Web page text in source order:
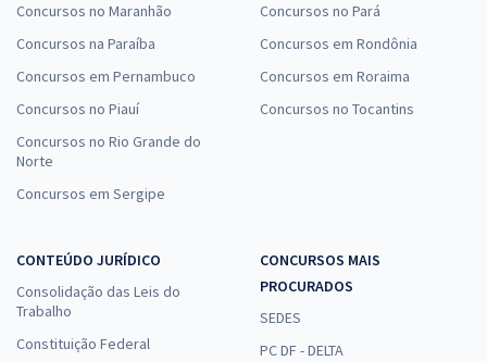
Concursos no Maranhão
Concursos na Paraíba
Concursos em Pernambuco
Concursos no Piauí
Concursos no Rio Grande do
Norte
Concursos em Sergipe
Concursos no Pará
Concursos em Rondônia
Concursos em Roraima
Concursos no Tocantins
CONTEÚDO JURÍDICO
Consolidação das Leis do
Trabalho
Constituição Federal
CONCURSOS MAIS
PROCURADOS
SEDES
PC DF - DELTA